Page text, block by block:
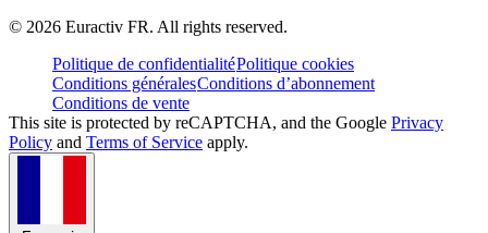
© 2026 Euractiv FR. All rights reserved.
Politique de confidentialitéPolitique cookies
Conditions généralesConditions d’abonnement
Conditions de vente
This site is protected by reCAPTCHA, and the Google Privacy
Policy and Terms of Service apply.